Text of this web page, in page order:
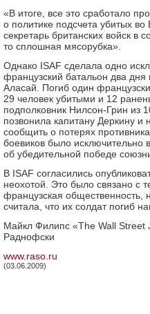
«В итоге, все это сработало
о политике подсчета убитых
секретарь британских войск в
то сплошная мясорубка».
Однако ISAF сделала одно
французский батальон два
Аласай. Погиб один
29 человек убитыми и 12
подполковник Нилсон-Грин из
позвонила капитану Деркину
сообщить о потерях
боевиков было исключительно
об убедительной победе
В ISAF согласились
неохотой. Это было связано с
французская общественность,
считала, что их солдат погиб
Майкл Филипс «The Wall Street
Раднофски
www.raso.ru
(03.06.2009)